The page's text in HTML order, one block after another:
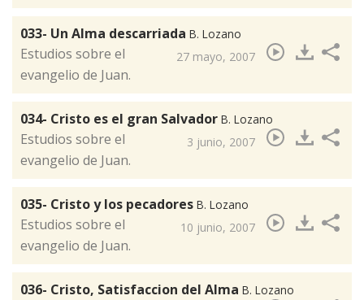
033- Un Alma descarriada B. Lozano
27 mayo, 2007
​Estudios sobre el
evangelio de Juan.
034- Cristo es el gran Salvador B. Lozano
3 junio, 2007
​Estudios sobre el
evangelio de Juan.
035- Cristo y los pecadores B. Lozano
10 junio, 2007
​Estudios sobre el
evangelio de Juan.
036- Cristo, Satisfaccion del Alma B. Lozano